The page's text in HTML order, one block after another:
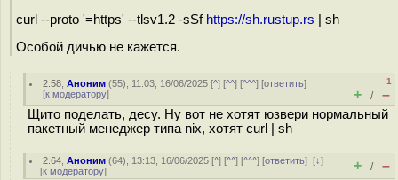
curl --proto '=https' --tlsv1.2 -sSf https://sh.rustup.rs | sh
Особой дичью не кажется.
2.58 ,Аноним (55), 11:03, 16/06/2025 [^] [^^] [^^^] [ответить]
[к модератору]
–1
+ / –
Щито поделать, десу. Ну вот не хотят юзвери нормальный
пакетный менеджер типа nix, хотят curl | sh
2.64 ,Аноним (64), 13:13, 16/06/2025 [^] [^^] [^^^] [ответить][↓]
[к модератору] + / –